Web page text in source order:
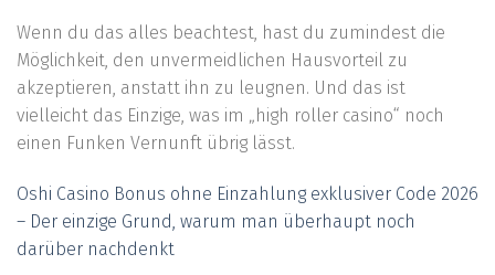
Wenn du das alles beachtest, hast du zumindest die
Möglichkeit, den unvermeidlichen Hausvorteil zu
akzeptieren, anstatt ihn zu leugnen. Und das ist
vielleicht das Einzige, was im „high roller casino“ noch
einen Funken Vernunft übrig lässt.
Oshi Casino Bonus ohne Einzahlung exklusiver Code 2026
– Der einzige Grund, warum man überhaupt noch
darüber nachdenkt